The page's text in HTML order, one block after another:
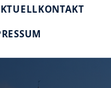
KONTAKT